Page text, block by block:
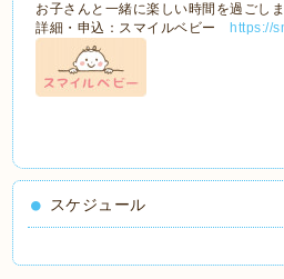
お子さんと一緒に楽しい時間を過ごしま
詳細・申込：スマイルベビー
https://
スケジュール